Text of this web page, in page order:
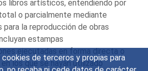
de terceros y propias para
libros artísticos, entendiendo por
o parcialmente mediante
la reproducción de obras
estampas
ejecutadas en forma directa o
los que se hayan utilizado